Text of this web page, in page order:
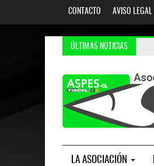
CONTACTO AVISO LEGAL
ÚLTIMAS NOTICIAS
LA ASOCIACIÓN